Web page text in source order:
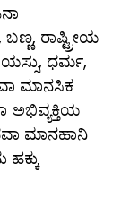
ರಾಷ್ಟ್ರೀಯ
ಧರ್ಮ,
ಮಾನಸಿಕ
ಅಭಿವ್ಯಕ್ತಿಯ
ಮಾನಹಾನಿ